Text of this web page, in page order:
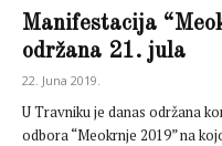
Manifestacija
održana 21. jula
22. Juna 2019.
U Travniku je danas održana
odbora “Meokrnje 2019” na